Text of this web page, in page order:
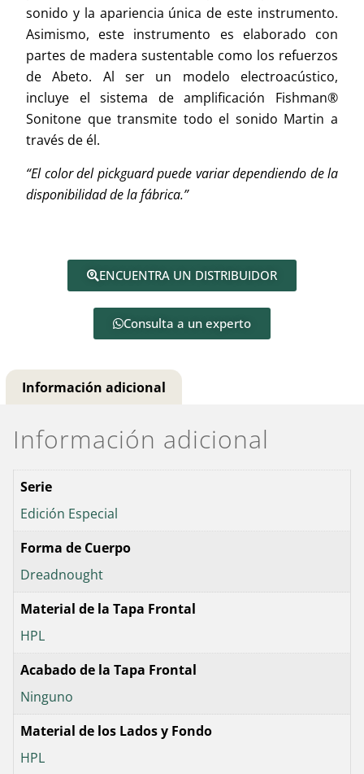
sonido y la apariencia única de este instrumento.
Asimismo, este instrumento es elaborado con
partes de madera sustentable como los refuerzos
de Abeto. Al ser un modelo electroacústico,
incluye el sistema de amplificación Fishman®
Sonitone que transmite todo el sonido Martin a
través de él.
“El color del pickguard puede variar dependiendo de la
disponibilidad de la fábrica.”
ENCUENTRA UN DISTRIBUIDOR
Consulta a un experto
Información adicional
Información adicional
Serie
Edición Especial
Forma de Cuerpo
Dreadnought
Material de la Tapa Frontal
HPL
Acabado de la Tapa Frontal
Ninguno
Material de los Lados y Fondo
HPL